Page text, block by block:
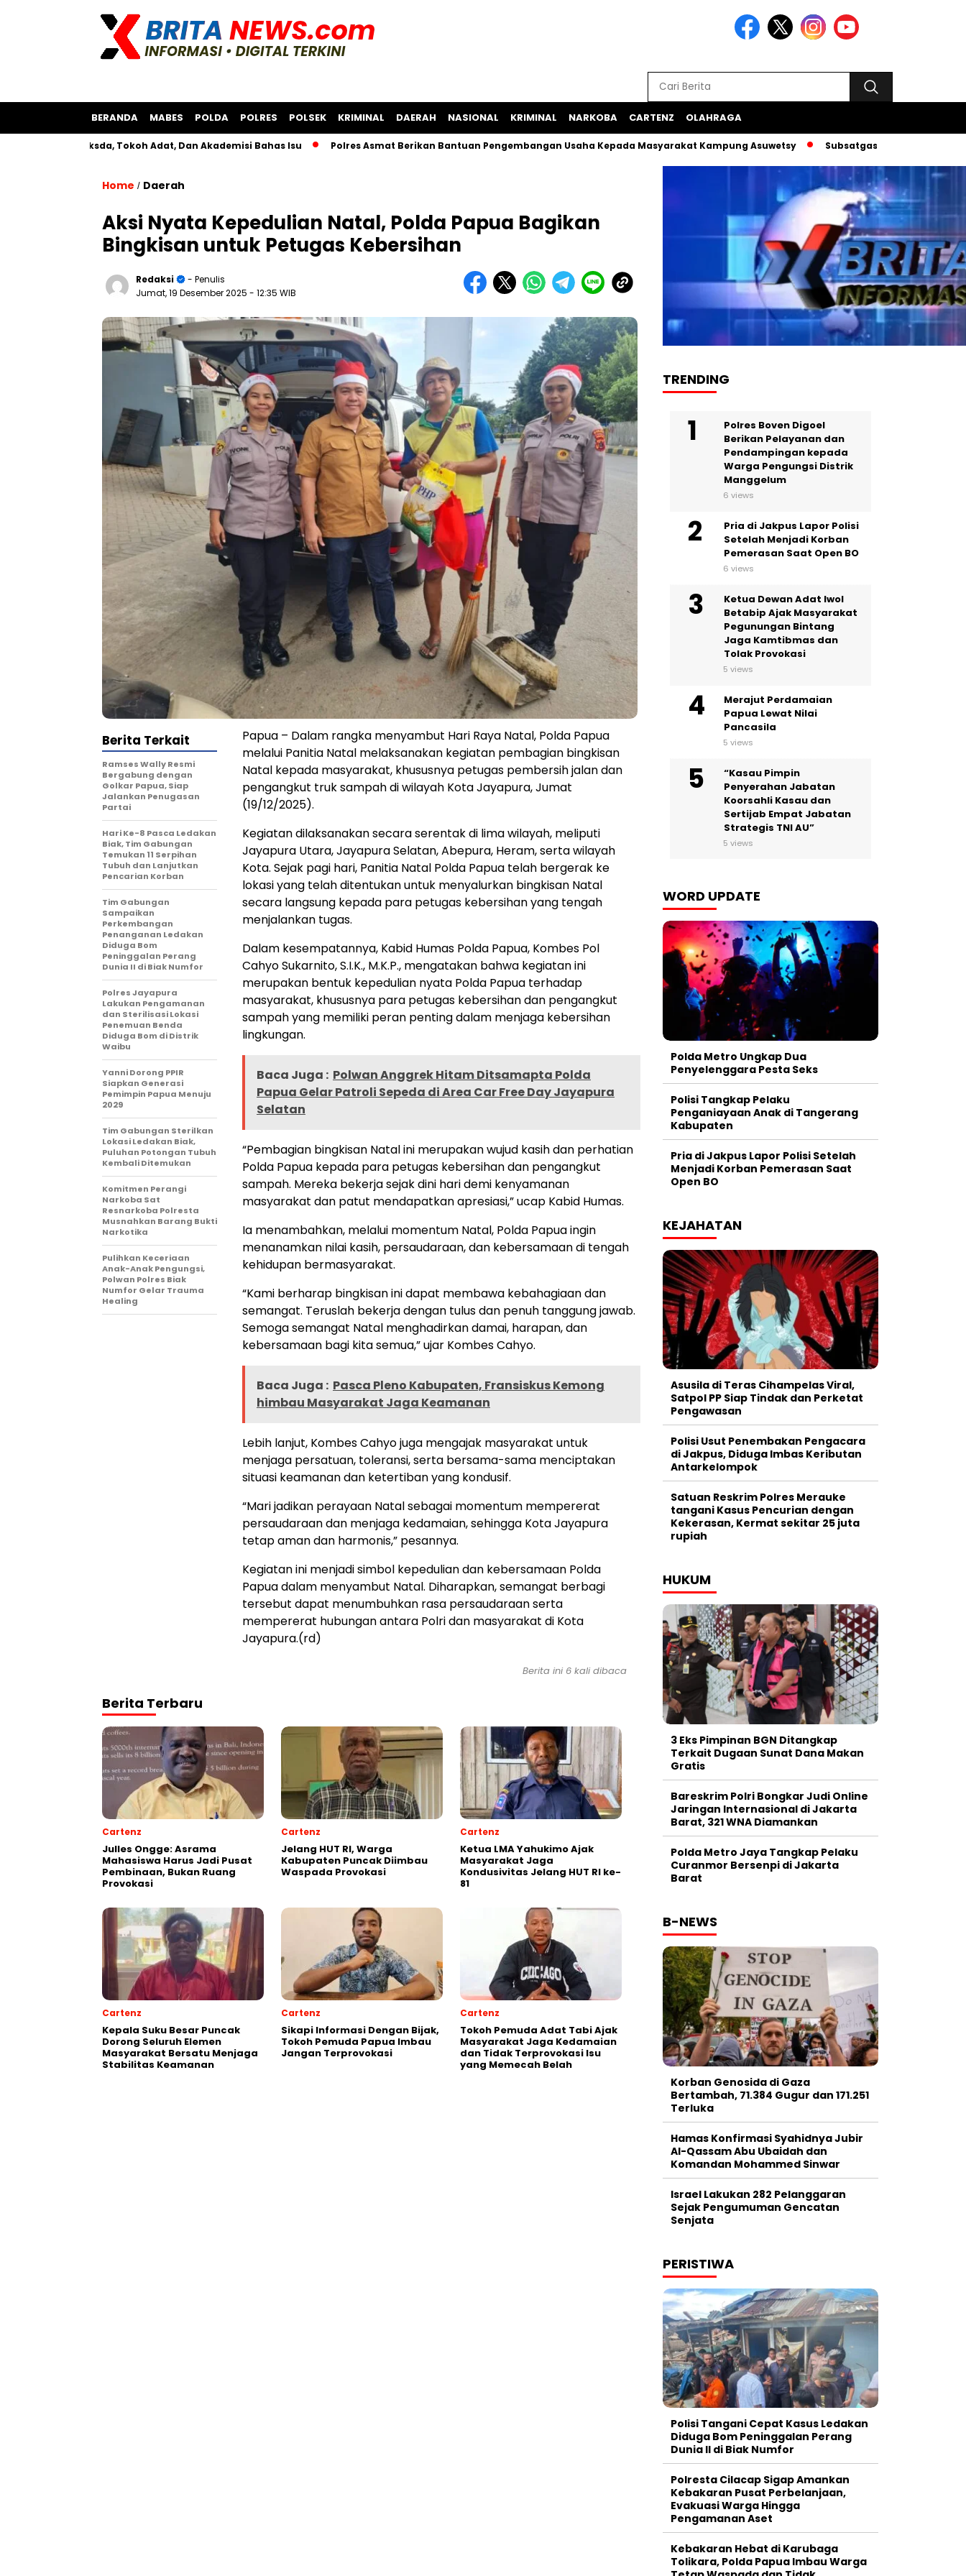
BERANDA MABES POLDA POLRES POLSEK KRIMINAL DAERAH NASIONAL KRIMINAL NARKOBA CARTENZ OLAHRAGA
Bksda, Tokoh Adat, Dan Akademisi Bahas Isu Polres Asmat Berikan Bantuan Pengembangan Usaha Kepada Masyarakat Kampung Asuwetsy Subsatgas Si-Ipar Terus Konsisten
Home / Daerah
Aksi Nyata Kepedulian Natal, Polda Papua Bagikan
Bingkisan untuk Petugas Kebersihan
Redaksi
- Penulis
Jumat, 19 Desember 2025 - 12:35 WIB
Papua – Dalam rangka menyambut Hari Raya Natal, Polda Papua
melalui Panitia Natal melaksanakan kegiatan pembagian bingkisan
Natal kepada masyarakat, khususnya petugas pembersih jalan dan
pengangkut truk sampah di wilayah Kota Jayapura, Jumat
(19/12/2025).
Kegiatan dilaksanakan secara serentak di lima wilayah, meliputi
Jayapura Utara, Jayapura Selatan, Abepura, Heram, serta wilayah
Kota. Sejak pagi hari, Panitia Natal Polda Papua telah bergerak ke
lokasi yang telah ditentukan untuk menyalurkan bingkisan Natal
secara langsung kepada para petugas kebersihan yang tengah
menjalankan tugas.
Dalam kesempatannya, Kabid Humas Polda Papua, Kombes Pol
Cahyo Sukarnito, S.I.K., M.K.P., mengatakan bahwa kegiatan ini
merupakan bentuk kepedulian nyata Polda Papua terhadap
masyarakat, khususnya para petugas kebersihan dan pengangkut
sampah yang memiliki peran penting dalam menjaga kebersihan
lingkungan.
Baca Juga : Polwan Anggrek Hitam Ditsamapta Polda
Papua Gelar Patroli Sepeda di Area Car Free Day Jayapura
Selatan
“Pembagian bingkisan Natal ini merupakan wujud kasih dan perhatian
Polda Papua kepada para petugas kebersihan dan pengangkut
sampah. Mereka bekerja sejak dini hari demi kenyamanan
masyarakat dan patut mendapatkan apresiasi,” ucap Kabid Humas.
Ia menambahkan, melalui momentum Natal, Polda Papua ingin
menanamkan nilai kasih, persaudaraan, dan kebersamaan di tengah
kehidupan bermasyarakat.
“Kami berharap bingkisan ini dapat membawa kebahagiaan dan
semangat. Teruslah bekerja dengan tulus dan penuh tanggung jawab.
Semoga semangat Natal menghadirkan damai, harapan, dan
kebersamaan bagi kita semua,” ujar Kombes Cahyo.
Baca Juga : Pasca Pleno Kabupaten, Fransiskus Kemong
himbau Masyarakat Jaga Keamanan
Lebih lanjut, Kombes Cahyo juga mengajak masyarakat untuk
menjaga persatuan, toleransi, serta bersama-sama menciptakan
situasi keamanan dan ketertiban yang kondusif.
“Mari jadikan perayaan Natal sebagai momentum mempererat
persaudaraan dan menjaga kedamaian, sehingga Kota Jayapura
tetap aman dan harmonis,” pesannya.
Kegiatan ini menjadi simbol kepedulian dan kebersamaan Polda
Papua dalam menyambut Natal. Diharapkan, semangat berbagi
tersebut dapat menumbuhkan rasa persaudaraan serta
mempererat hubungan antara Polri dan masyarakat di Kota
Jayapura.(rd)
Berita Terkait
Ramses Wally Resmi
Bergabung dengan
Golkar Papua, Siap
Jalankan Penugasan
Partai
Hari Ke-8 Pasca Ledakan
Biak, Tim Gabungan
Temukan 11 Serpihan
Tubuh dan Lanjutkan
Pencarian Korban
Tim Gabungan
Sampaikan
Perkembangan
Penanganan Ledakan
Diduga Bom
Peninggalan Perang
Dunia II di Biak Numfor
Polres Jayapura
Lakukan Pengamanan
dan Sterilisasi Lokasi
Penemuan Benda
Diduga Bom di Distrik
Waibu
Yanni Dorong PPIR
Siapkan Generasi
Pemimpin Papua Menuju
2029
Tim Gabungan Sterilkan
Lokasi Ledakan Biak,
Puluhan Potongan Tubuh
Kembali Ditemukan
Komitmen Perangi
Narkoba Sat
Resnarkoba Polresta
Musnahkan Barang Bukti
Narkotika
Pulihkan Keceriaan
Anak-Anak Pengungsi,
Polwan Polres Biak
Numfor Gelar Trauma
Healing
Berita ini 6 kali dibaca
Berita Terbaru
Cartenz
Julles Ongge: Asrama
Mahasiswa Harus Jadi Pusat
Pembinaan, Bukan Ruang
Provokasi
Cartenz
Jelang HUT RI, Warga
Kabupaten Puncak Diimbau
Waspada Provokasi
Cartenz
Ketua LMA Yahukimo Ajak
Masyarakat Jaga
Kondusivitas Jelang HUT RI ke-
81
Cartenz
Kepala Suku Besar Puncak
Dorong Seluruh Elemen
Masyarakat Bersatu Menjaga
Stabilitas Keamanan
Cartenz
Sikapi Informasi Dengan Bijak,
Tokoh Pemuda Papua Imbau
Jangan Terprovokasi
Cartenz
Tokoh Pemuda Adat Tabi Ajak
Masyarakat Jaga Kedamaian
dan Tidak Terprovokasi Isu
yang Memecah Belah
TRENDING
Polres Boven Digoel
Berikan Pelayanan dan
Pendampingan kepada
Warga Pengungsi Distrik
Manggelum
6 views
Pria di Jakpus Lapor Polisi
Setelah Menjadi Korban
Pemerasan Saat Open BO
6 views
Ketua Dewan Adat Iwol
Betabip Ajak Masyarakat
Pegunungan Bintang
Jaga Kamtibmas dan
Tolak Provokasi
5 views
Merajut Perdamaian
Papua Lewat Nilai
Pancasila
5 views
“Kasau Pimpin
Penyerahan Jabatan
Koorsahli Kasau dan
Sertijab Empat Jabatan
Strategis TNI AU”
5 views
WORD UPDATE
Polda Metro Ungkap Dua
Penyelenggara Pesta Seks
Polisi Tangkap Pelaku
Penganiayaan Anak di Tangerang
Kabupaten
Pria di Jakpus Lapor Polisi Setelah
Menjadi Korban Pemerasan Saat
Open BO
KEJAHATAN
Asusila di Teras Cihampelas Viral,
Satpol PP Siap Tindak dan Perketat
Pengawasan
Polisi Usut Penembakan Pengacara
di Jakpus, Diduga Imbas Keributan
Antarkelompok
Satuan Reskrim Polres Merauke
tangani Kasus Pencurian dengan
Kekerasan, Kermat sekitar 25 juta
rupiah
HUKUM
3 Eks Pimpinan BGN Ditangkap
Terkait Dugaan Sunat Dana Makan
Gratis
Bareskrim Polri Bongkar Judi Online
Jaringan Internasional di Jakarta
Barat, 321 WNA Diamankan
Polda Metro Jaya Tangkap Pelaku
Curanmor Bersenpi di Jakarta
Barat
B-NEWS
Korban Genosida di Gaza
Bertambah, 71.384 Gugur dan 171.251
Terluka
Hamas Konfirmasi Syahidnya Jubir
Al-Qassam Abu Ubaidah dan
Komandan Mohammed Sinwar
Israel Lakukan 282 Pelanggaran
Sejak Pengumuman Gencatan
Senjata
PERISTIWA
Polisi Tangani Cepat Kasus Ledakan
Diduga Bom Peninggalan Perang
Dunia II di Biak Numfor
Polresta Cilacap Sigap Amankan
Kebakaran Pusat Perbelanjaan,
Evakuasi Warga Hingga
Pengamanan Aset
Kebakaran Hebat di Karubaga
Tolikara, Polda Papua Imbau Warga